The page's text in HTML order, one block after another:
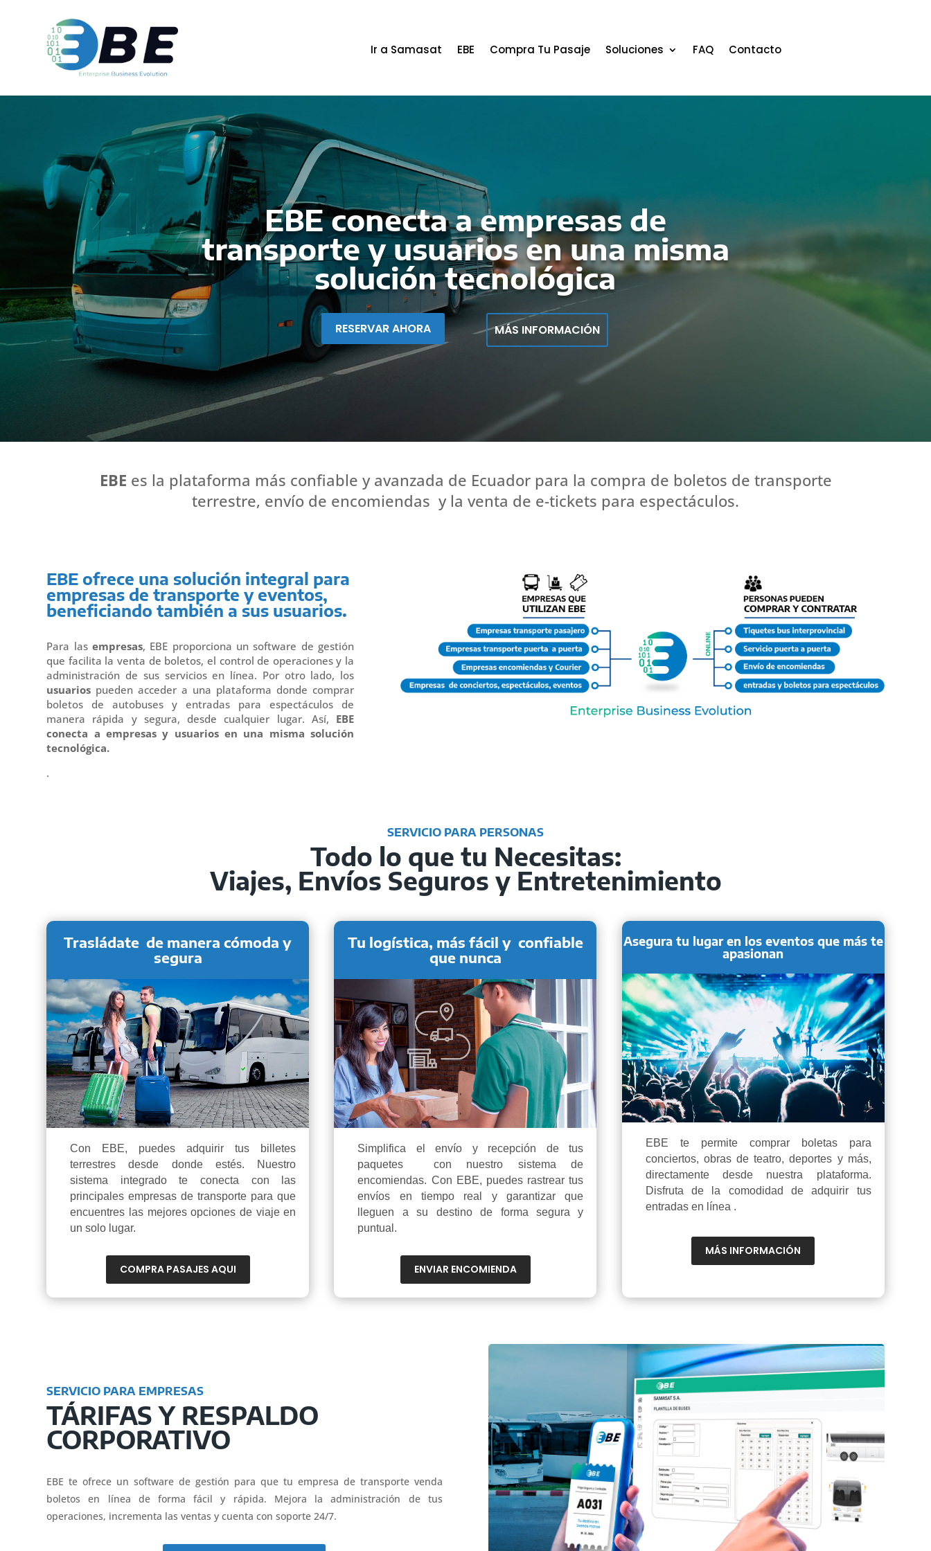
Ir a Samasat EBE Compra Tu Pasaje Soluciones FAQ Contacto
EBE conecta a empresas de
transporte y usuarios en una misma
solución tecnológica
RESERVAR AHORA MÁS INFORMACIÓN
EBE es la plataforma más confiable y avanzada de Ecuador para la compra de boletos de transporte
terrestre, envío de encomiendas y la venta de e-tickets para espectáculos.
EBE ofrece una solución integral para
empresas de transporte y eventos,
beneficiando también a sus usuarios.
Para las empresas, EBE proporciona un software de gestión
que facilita la venta de boletos, el control de operaciones y la
administración de sus servicios en línea. Por otro lado, los
usuarios pueden acceder a una plataforma donde comprar
boletos de autobuses y entradas para espectáculos de
manera rápida y segura, desde cualquier lugar. Así, EBE
conecta a empresas y usuarios en una misma solución
tecnológica.
.
SERVICIO PARA PERSONAS
Todo lo que tu Necesitas:
Viajes, Envíos Seguros y Entretenimiento
Trasládate de maneracómoda y
segura
Con EBE, puedes adquirir tus billetes
terrestres desde donde estés. Nuestro
sistema integrado te conecta con las
principales empresas de transporte para que
encuentres las mejores opciones de viaje en
un solo lugar.
COMPRA PASAJES AQUI
Tu logística, más fácil y confiable
que nunca
Simplifica el envío y recepción de tus
paquetes con nuestro sistema de
encomiendas. Con EBE, puedes rastrear tus
envíos en tiempo real y garantizar que
lleguen a su destino de forma segura y
puntual.
ENVIAR ENCOMIENDA
Asegura tu lugar en los eventos que más te
apasionan
EBE te permite comprar boletas para
conciertos, obras de teatro, deportes y más,
directamente desde nuestra plataforma.
Disfruta de la comodidad de adquirir tus
entradas en línea .
MÁS INFORMACIÓN
SERVICIO PARA EMPRESAS
TÁRIFAS Y RESPALDO
CORPORATIVO
EBE te ofrece un software de gestión para que tu empresa de transporte venda
boletos en línea de forma fácil y rápida. Mejora la administración de tus
operaciones, incrementa las ventas y cuenta con soporte 24/7.